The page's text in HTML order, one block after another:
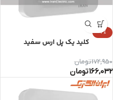
-4%
کلید یک پل ارس سفید
172,950تومان
166,032تومان